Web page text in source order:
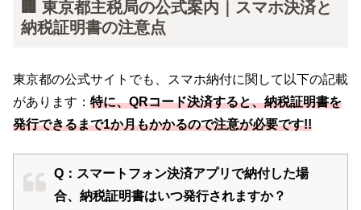
🏢 東京都主税局の公式案内｜スマホ決済と
納税証明書の注意点
東京都の公式サイトでも、スマホ納付に関して以下の記載
があります： 特に、QRコード決済すると、納税証明書を
発行できるまで1か月もかかるので注意が必要です!!
Q：スマートフォン決済アプリで納付した場
合、納税証明書はいつ発行されますか？